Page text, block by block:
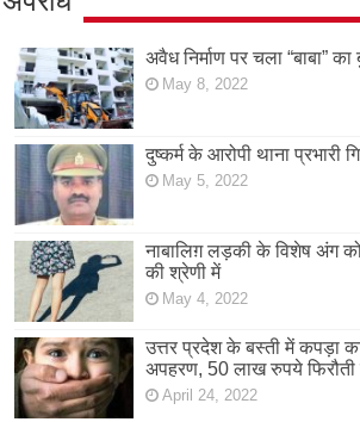
अवैध निर्माण पर चला “बाबा”
May 8, 2022
दुष्कर्म के आरोपी थाना प्रभारी
May 5, 2022
नाबालिग़ लड़की के विशेष अंग
की श्रेणी में
May 4, 2022
उत्तर प्रदेश के बस्ती में कपड़ा
अपहरण, 50 लाख रुपये फिरौती
April 24, 2022